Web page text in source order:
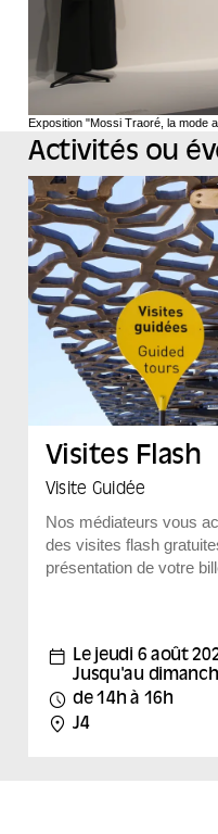
Exposition "Mossi Traoré, la mode
Activités ou
Visites Flash
Visite Guidée
Nos médiateurs vous
des visites flash
présentation de votre
dans la salle
découverte proposée
médiation : des visites
organisées tous les
Le jeudi 6 août
Jusqu'au
de 14h à 16h
J4